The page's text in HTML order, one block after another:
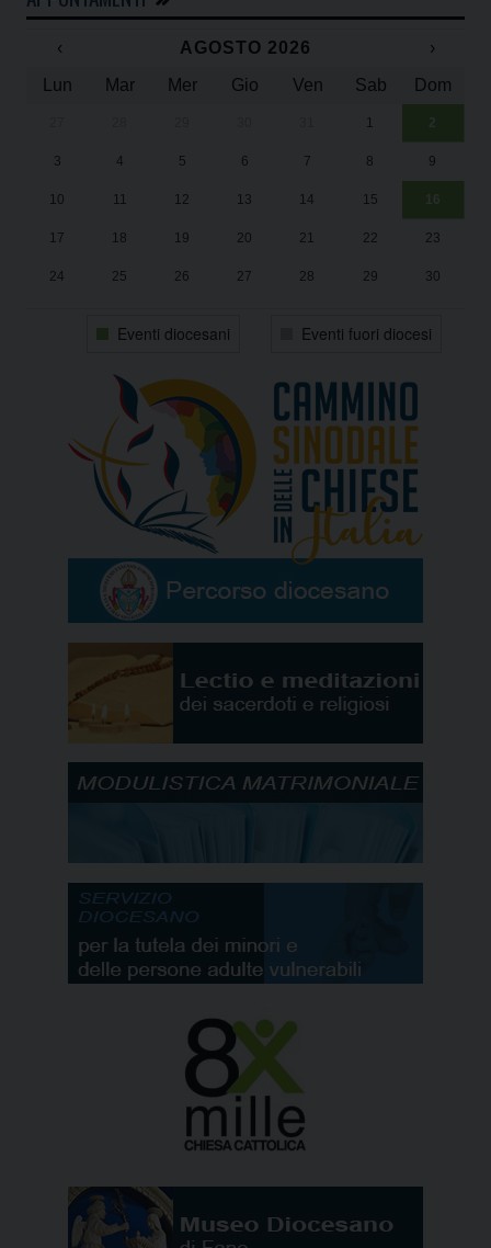
‹ AGOSTO 2026
›
Lun
Mar Mer Gio Ven Sab Dom
1 2
3 4 5 6 7 8 9
10 11 12 13 14 15 16
17 18 19 20 21 22 23
24 25 26 27 28 29 30
Eventi diocesani Eventi fuori diocesi